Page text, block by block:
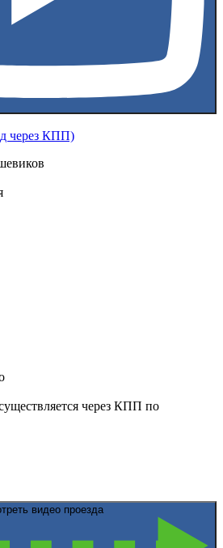
через КПП)
через КПП по
видео проезда